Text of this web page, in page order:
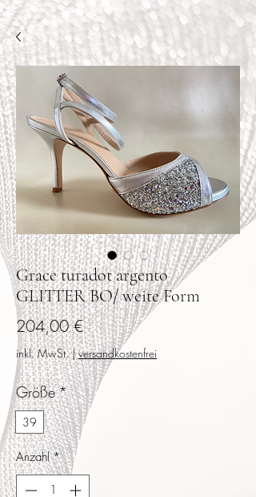
Grace turadot argento
GLITTER BO/ weite Form
204,00 €Preis
inkl. MwSt.|versandkostenfrei
Größe*
39
Anzahl *